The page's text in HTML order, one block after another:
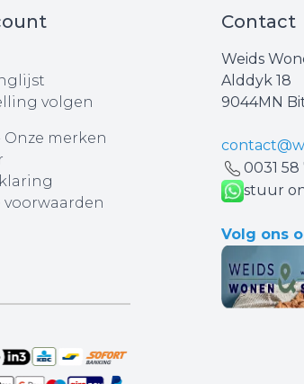
volgen
Onze merken
Contact
Weids
Alddyk 18
9044MN
0031 ‪58
stuur
Volg ons